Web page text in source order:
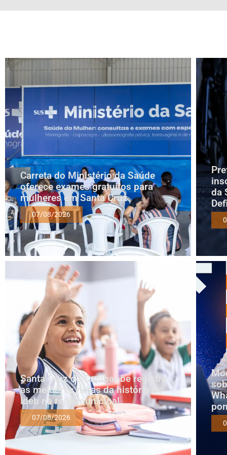
Carreta do Ministério da Saúde
oferece exames gratuitos para
mulheres em Santa Cruz
07/08/2026
da
Santa Cruz do Capibaribe registra
as melhores notas da história do
Ideb na rede municipal
07/08/2026